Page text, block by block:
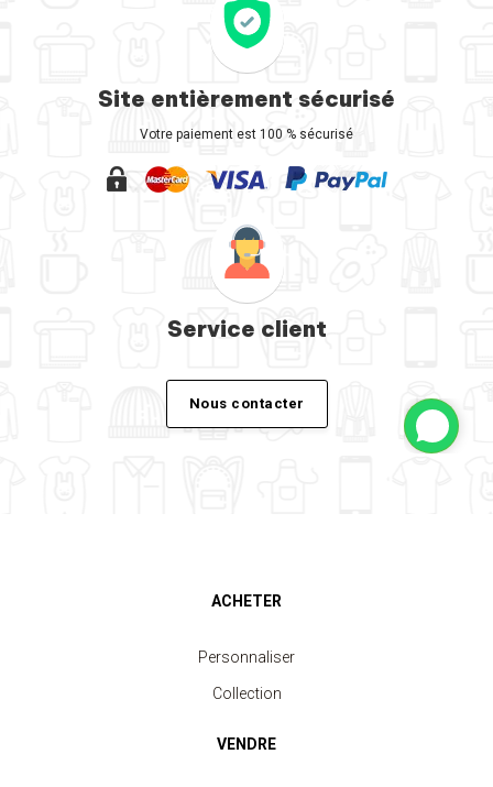
Site entièrement sécurisé
Votre paiement est 100 % sécurisé
Service client
Nous contacter
ACHETER
Personnaliser
Collection
VENDRE